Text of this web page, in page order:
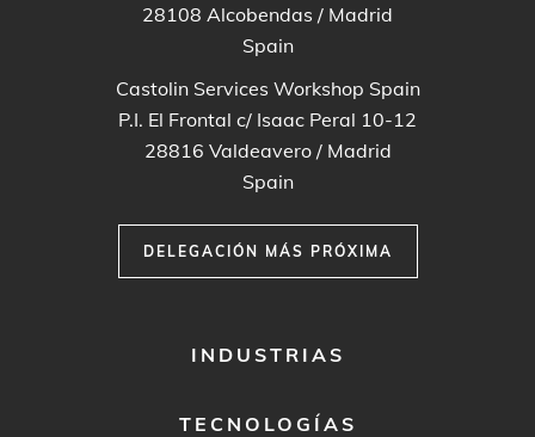
28108 Alcobendas / Madrid
Spain
Castolin Services Workshop Spain
P.I. El Frontal c/ Isaac Peral 10-12
28816 Valdeavero / Madrid
Spain
DELEGACIÓN MÁS PRÓXIMA
INDUSTRIAS
TECNOLOGÍAS